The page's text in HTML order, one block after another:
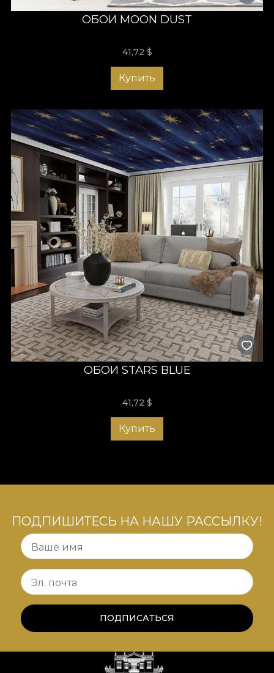
ОБОИ MOON DUST
41,72 $
Купить
ОБОИ STARS BLUE
41,72 $
Купить
ПОДПИШИТЕСЬ НА НАШУ РАССЫЛКУ!
Ваше имя
Эл. почта
ПОДПИСАТЬСЯ